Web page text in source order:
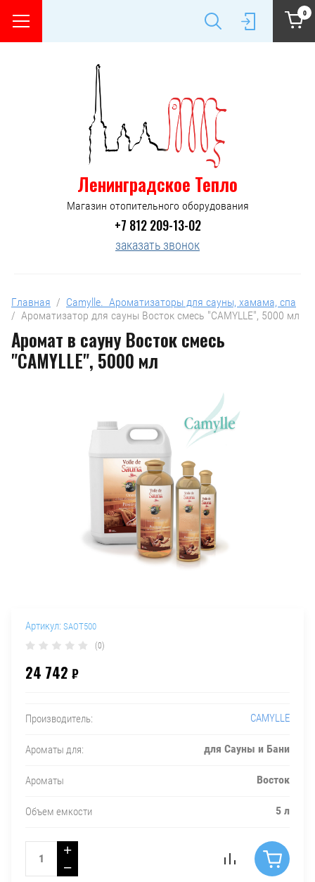
0
+7 812 209-13-02
заказать звонок
Ленинградское Тепло
Магазин отопительного оборудования
Главная
  /
Camylle.  Ароматизаторы для сауны, хамама, спа
/  Ароматизатор для сауны Восток смесь "CAMYLLE", 5000 мл
Аромат в сауну Восток смесь
"CAMYLLE", 5000 мл
Артикул: SAOT500
(0)
24 742 ₽
Производитель: CAMYLLE
Ароматы для: для Сауны и Бани
Ароматы Восток
Объем емкости 5 л
−
+